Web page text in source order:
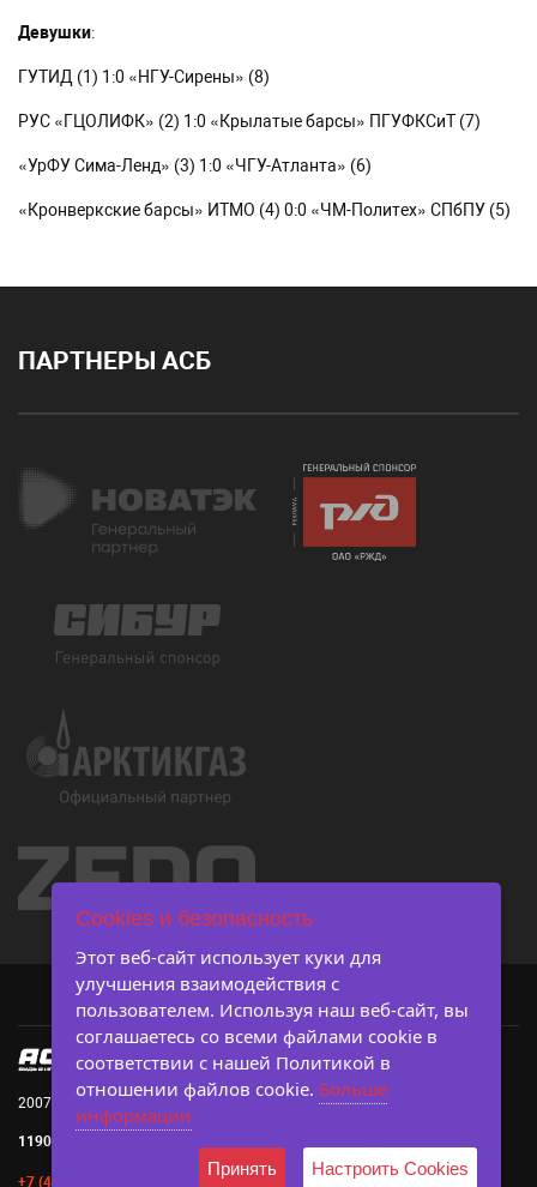
Девушки:
ГУТИД (1) 1:0 «НГУ-Сирены» (8)
РУС «ГЦОЛИФК» (2) 1:0 «Крылатые барсы» ПГУФКСиТ (7)
«УрФУ Сима-Ленд» (3) 1:0 «ЧГУ-Атланта» (6)
«Кронверкские барсы» ИТМО (4) 0:0 «ЧМ-Политех» СПбПУ (5)
ПАРТНЕРЫ АСБ
2007-2026 © Ассоциация студенческого баскетбола
119019, г. Москва, Большой Афанасьевский пер., д. 3, с. 3
+7 (495) 642-45-83
Cookies и безопасность
Этот веб-сайт использует куки для
улучшения взаимодействия с
пользователем. Используя наш веб-сайт, вы
соглашаетесь со всеми файлами cookie в
соответствии с нашей Политикой в ​​
отношении файлов cookie. Больше
информации
Принять Настроить Cookies